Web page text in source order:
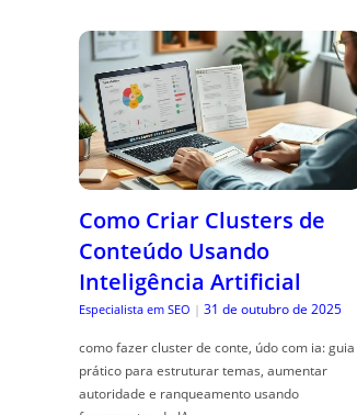
Como Criar Clusters de
Conteúdo Usando
Inteligência Artificial
Especialista em SEO | 31 de outubro de 2025
como fazer cluster de conte, údo com ia: guia
prático para estruturar temas, aumentar
autoridade e ranqueamento usando